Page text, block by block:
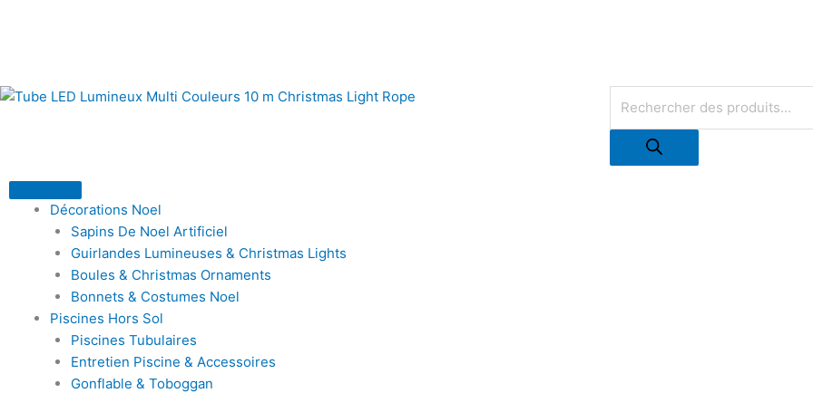
de
produits
Décorations Noel
Sapins De Noel Artificiel
Guirlandes Lumineuses & Christmas Lights
Boules & Christmas Ornaments
Bonnets & Costumes Noel
Piscines Hors Sol
Piscines Tubulaires
Entretien Piscine & Accessoires
Gonflable & Toboggan
ancien